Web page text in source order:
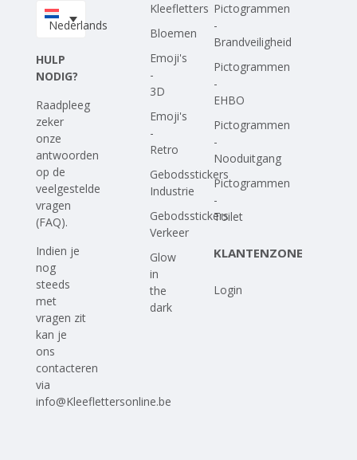
Upload je eigen ontwerp
Nederlands
HULP
NODIG?
Raadpleeg
zeker
onze
antwoorden
op de
veelgestelde
vragen
(FAQ).
Indien je
nog
steeds
met
vragen zit
kan je
ons
contacteren
via
info@Kleeflettersonline.be
Kleefletters
Bloemen
Emoji's
-
3D
Emoji's
-
Retro
Gebodsstickers
Industrie
Gebodsstickers
Verkeer
Glow
in
the
dark
Pictogrammen
-
Brandveiligheid
Pictogrammen
-
EHBO
Pictogrammen
-
Nooduitgang
Pictogrammen
-
Toilet
KLANTENZONE
Login